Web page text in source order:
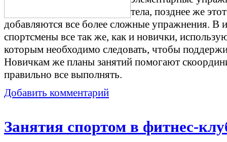
тела, позднее же
добавляются все более сложные упражнения. В
спортсмены все так же, как и новички,
которым необходимо следовать, чтобы
Новичкам же планы занятий помогают
правильно все выполнять.
Добавить комментарий
Занятия спортом в фитнес-